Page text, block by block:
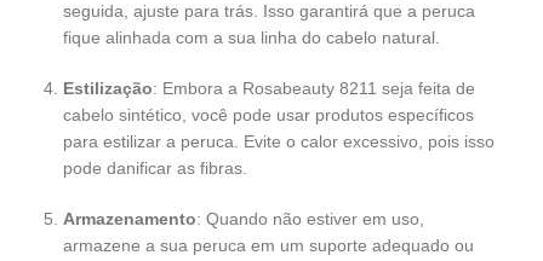
seguida, ajuste para trás. Isso garantirá que a peruca
fique alinhada com a sua linha do cabelo natural.
Estilização: Embora a Rosabeauty 8211 seja feita de
cabelo sintético, você pode usar produtos específicos
para estilizar a peruca. Evite o calor excessivo, pois isso
pode danificar as fibras.
Armazenamento: Quando não estiver em uso,
armazene a sua peruca em um suporte adequado ou